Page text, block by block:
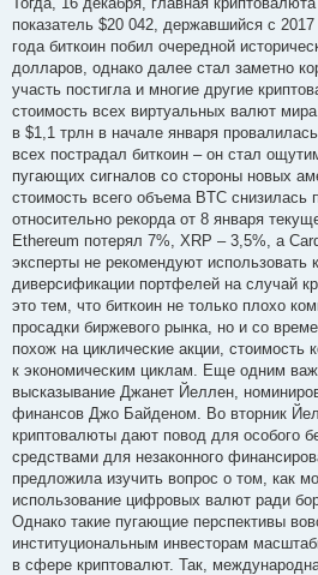
показатель $20 042, державшийся с
года биткоин побил очередной
долларов, однако далее стал заметно
участь постигла и многие другие
стоимость всех виртуальных валют
в $1,1 трлн в начале января
всех пострадал биткоин – он стал
пугающих сигналов со стороны новых
стоимость всего объема BTC снизилась
относительно рекорда от 8 января
Ethereum потерял 7%, XRP – 3,5%, а
эксперты не рекомендуют использовать
диверсификации портфелей на случай
это тем, что биткоин не только плохо
просадки биржевого рынка, но и со
похож на циклические акции, стоимость
к экономическим циклам. Еще одним
высказывание Джанет Йеллен,
финансов Джо Байденом. Во вторник
криптовалюты дают повод для особого
средствами для незаконного
предложила изучить вопрос о том, как
использование цифровых валют ради
Однако такие пугающие перспективы
институциональным инвесторам
в сфере криптовалют. Так,